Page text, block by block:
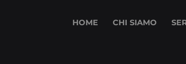
HOME CHI SIAMO